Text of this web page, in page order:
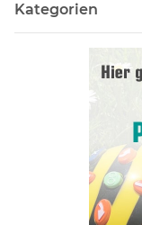
Kategorien